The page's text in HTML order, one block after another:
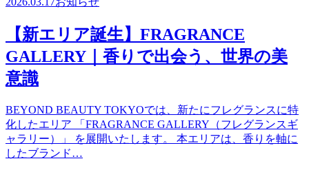
【新エリア誕生】FRAGRANCE
GALLERY｜香りで出会う、世界の美
意識
BEYOND BEAUTY TOKYOでは、新たにフレグランスに特
化したエリア 「FRAGRANCE GALLERY（フレグランスギ
ャラリー）」 を展開いたします。 本エリアは、香りを軸に
したブランド…